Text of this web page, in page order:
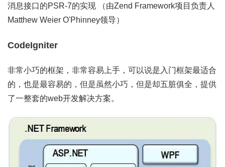
消息接口的PSR-7的实现 （由Zend Framework项目负责人
Matthew Weier O'Phinney领导）
CodeIgniter
非常小巧的框架，非常容易上手，可以说是入门框架最适合
的，也是最容易的，但是虽然小巧，但是却五脏俱全，提供
了一整套的web开发解决方案。